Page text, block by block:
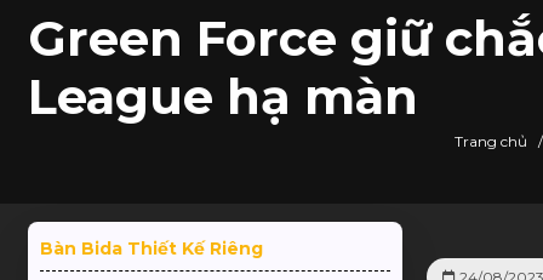
Green Force giữ
League hạ màn
Trang chủ /
Bàn Bida Thiết Kế Riêng